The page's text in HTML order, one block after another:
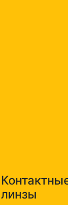
линзы